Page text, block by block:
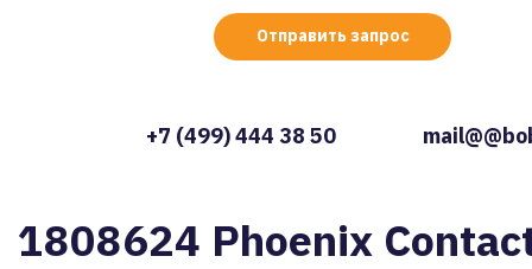
Отправить запрос
+7 (499) 444 38 50
1808624 Phoenix